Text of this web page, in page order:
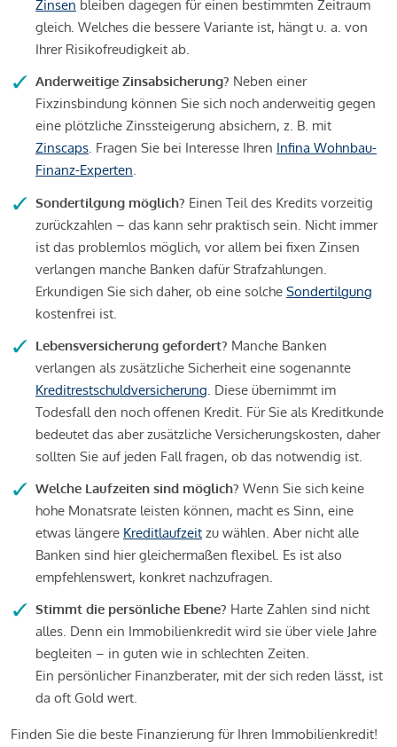
Zinsen bleiben dagegen für einen bestimmten Zeitraum
gleich. Welches die bessere Variante ist, hängt u. a. von
Ihrer Risikofreudigkeit ab.
Anderweitige Zinsabsicherung? Neben einer
Fixzinsbindung können Sie sich noch anderweitig gegen
eine plötzliche Zinssteigerung absichern, z. B. mit
Zinscaps. Fragen Sie bei Interesse Ihren Infina Wohnbau-
Finanz-Experten.
Sondertilgung möglich? Einen Teil des Kredits vorzeitig
zurückzahlen – das kann sehr praktisch sein. Nicht immer
ist das problemlos möglich, vor allem bei fixen Zinsen
verlangen manche Banken dafür Strafzahlungen.
Erkundigen Sie sich daher, ob eine solche Sondertilgung
kostenfrei ist.
Lebensversicherung gefordert? Manche Banken
verlangen als zusätzliche Sicherheit eine sogenannte
Kreditrestschuldversicherung. Diese übernimmt im
Todesfall den noch offenen Kredit. Für Sie als Kreditkunde
bedeutet das aber zusätzliche Versicherungskosten, daher
sollten Sie auf jeden Fall fragen, ob das notwendig ist.
Welche Laufzeiten sind möglich? Wenn Sie sich keine
hohe Monatsrate leisten können, macht es Sinn, eine
etwas längere Kreditlaufzeit zu wählen. Aber nicht alle
Banken sind hier gleichermaßen flexibel. Es ist also
empfehlenswert, konkret nachzufragen.
Stimmt die persönliche Ebene? Harte Zahlen sind nicht
alles. Denn ein Immobilienkredit wird sie über viele Jahre
begleiten – in guten wie in schlechten Zeiten.
Ein persönlicher Finanzberater, mit der sich reden lässt, ist
da oft Gold wert.
Finden Sie die beste Finanzierung für Ihren Immobilienkredit!